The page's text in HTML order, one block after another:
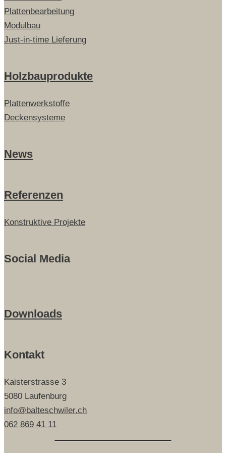
Plattenbearbeitung
Modulbau
Just-in-time Lieferung
Holzbauprodukte
Plattenwerkstoffe
Deckensysteme
News
Referenzen
Konstruktive Projekte
Social Media
Downloads
Kontakt
Kaisterstrasse 3
5080 Laufenburg
info@balteschwiler.ch
062 869 41 11